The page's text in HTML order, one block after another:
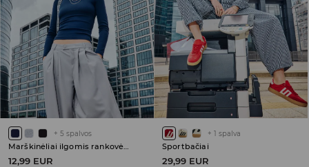
+ 5 spalvos
12,99 EUR
+ 1 spalva
Sportbačiai
29,99 EUR